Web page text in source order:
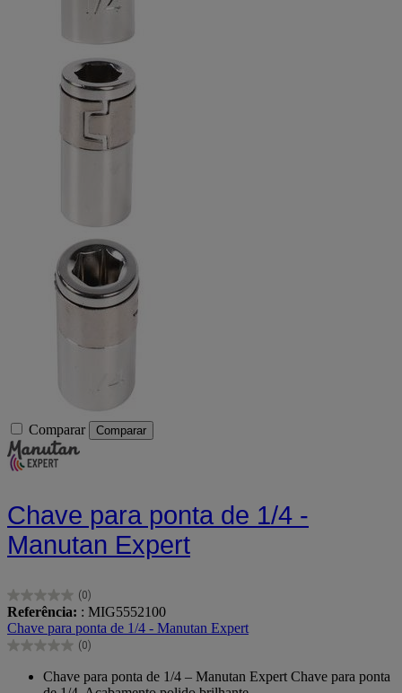
Comparar Comparar
Chave para ponta de 1/4 -
Manutan Expert
(0)
0.0
em
5
estrelas.
Referência: : MIG5552100
Chave para ponta de 1/4 - Manutan Expert
(0)
0.0
Chave para ponta de 1/4 – Manutan Expert Chave para ponta